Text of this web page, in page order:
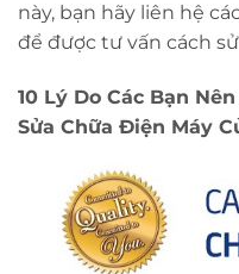
này, bạn hãy liên hệ
để được tư vấn cách
10 Lý Do Các Bạn
Sửa Chữa Điện Máy